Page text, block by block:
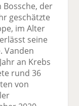
Bossche, der
geschätzte
im Alter
seine
Vanden
an Krebs
rund 36
von